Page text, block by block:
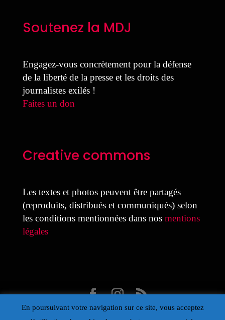
Soutenez la MDJ
Engagez-vous concrètement pour la défense
de la liberté de la presse et les droits des
journalistes exilés !
Faites un don
Creative commons
Les textes et photos peuvent être partagés
(reproduits, distribués et communiqués) selon
les conditions mentionnées dans nos mentions
légales
Design Laure Colmant pour la MDJ avec Divi
En poursuivant votre navigation sur ce site, vous acceptez